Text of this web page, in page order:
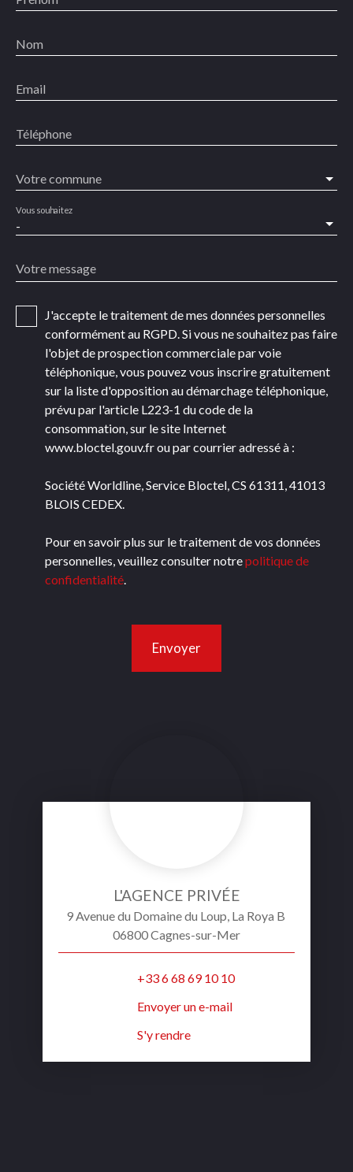
Nom
Email
Téléphone
Votre commune
-
Vous souhaitez
Votre message
J'accepte le traitement de mes données personnelles
conformément au RGPD. Si vous ne souhaitez pas faire
l'objet de prospection commerciale par voie
téléphonique, vous pouvez vous inscrire gratuitement
sur la liste d'opposition au démarchage téléphonique,
prévu par l'article L223-1 du code de la
consommation, sur le site Internet
www.bloctel.gouv.fr ou par courrier adressé à :
Société Worldline, Service Bloctel, CS 61311, 41013
BLOIS CEDEX.
Pour en savoir plus sur le traitement de vos données
personnelles, veuillez consulter notrepolitique de
confidentialité.
Envoyer
L'AGENCE PRIVÉE
9 Avenue du Domaine du Loup, La Roya B
06800 Cagnes-sur-Mer
+33 6 68 69 10 10
Envoyer un e-mail
S'y rendre